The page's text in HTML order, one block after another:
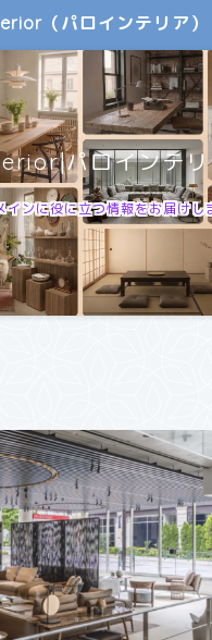
（パロインテリア）
パロインテ
インに役に立つ情報をお届けし